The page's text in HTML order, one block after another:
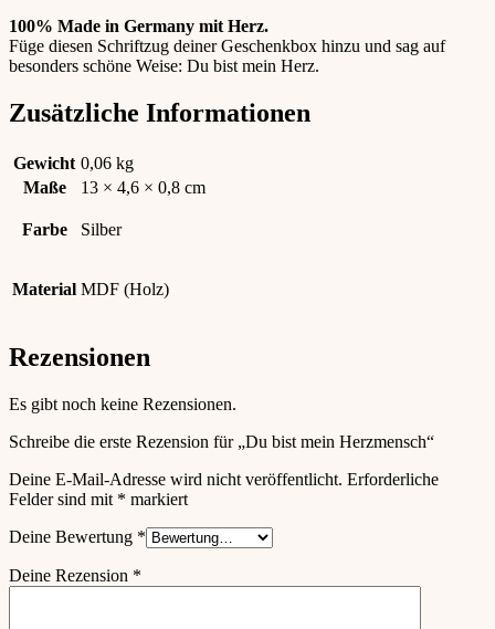
100% Made in Germany mit Herz.
Füge diesen Schriftzug deiner Geschenkbox hinzu und sag auf
besonders schöne Weise: Du bist mein Herz.
Zusätzliche Informationen
Gewicht 0,06 kg
Maße
13 × 4,6 × 0,8 cm
Farbe Silber
Material MDF (Holz)
Rezensionen
Es gibt noch keine Rezensionen.
Schreibe die erste Rezension für „Du bist mein Herzmensch“
Deine E-Mail-Adresse wird nicht veröffentlicht. Erforderliche
Felder sind mit * markiert
Deine Bewertung *
Deine Rezension *